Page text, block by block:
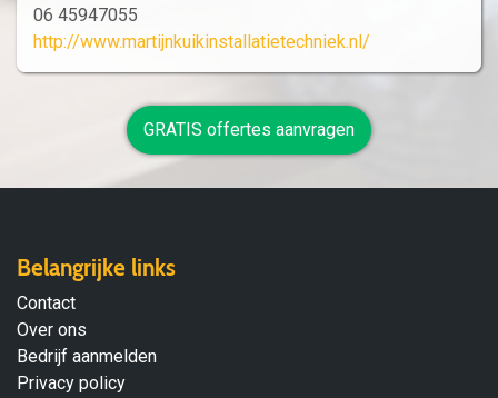
06 45947055
http://www.martijnkuikinstallatietechniek.nl/
GRATIS offertes aanvragen
Belangrijke links
Contact
Over ons
Bedrijf aanmelden
Privacy policy